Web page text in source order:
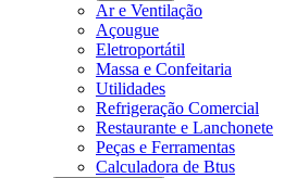
Ar e Ventilação
Açougue
Eletroportátil
Massa e Confeitaria
Utilidades
Refrigeração Comercial
Restaurante e Lanchonete
Peças e Ferramentas
Calculadora de Btus